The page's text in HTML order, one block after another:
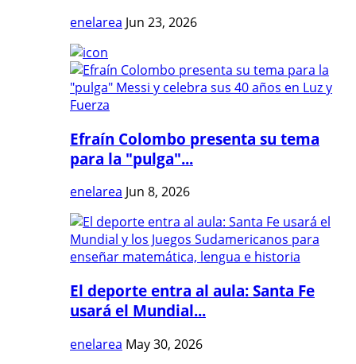
enelarea Jun 23, 2026
Efraín Colombo presenta su tema
para la "pulga"...
enelarea Jun 8, 2026
El deporte entra al aula: Santa Fe
usará el Mundial...
enelarea May 30, 2026